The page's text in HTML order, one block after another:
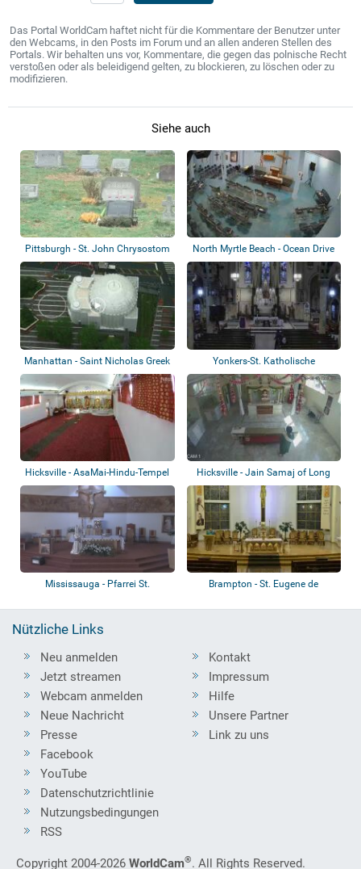
Das Portal WorldCam haftet nicht für die Kommentare der Benutzer unter
den Webcams, in den Posts im Forum und an allen anderen Stellen des
Portals. Wir behalten uns vor, Kommentare, die gegen das polnische Recht
verstoßen oder als beleidigend gelten, zu blockieren, zu löschen oder zu
modifizieren.
Siehe auch
Pittsburgh - St. John Chrysostom
Church
North Myrtle Beach - Ocean Drive
Pavilio...
Manhattan - Saint Nicholas Greek
Orthodo...
Yonkers-St. Katholische
Kasimirkirche
Hicksville - AsaMai-Hindu-Tempel
Hicksville - Jain Samaj of Long
Island
Mississauga - Pfarrei St.
Brampton - St. Eugene de
Nützliche Links
Neu anmelden
Jetzt streamen
Webcam anmelden
Neue Nachricht
Presse
Kontakt
Impressum
Hilfe
Unsere Partner
Link zu uns
Facebook
YouTube
Datenschutzrichtlinie
Nutzungsbedingungen
RSS
Copyright 2004-2026 WorldCam®. All Rights Reserved.